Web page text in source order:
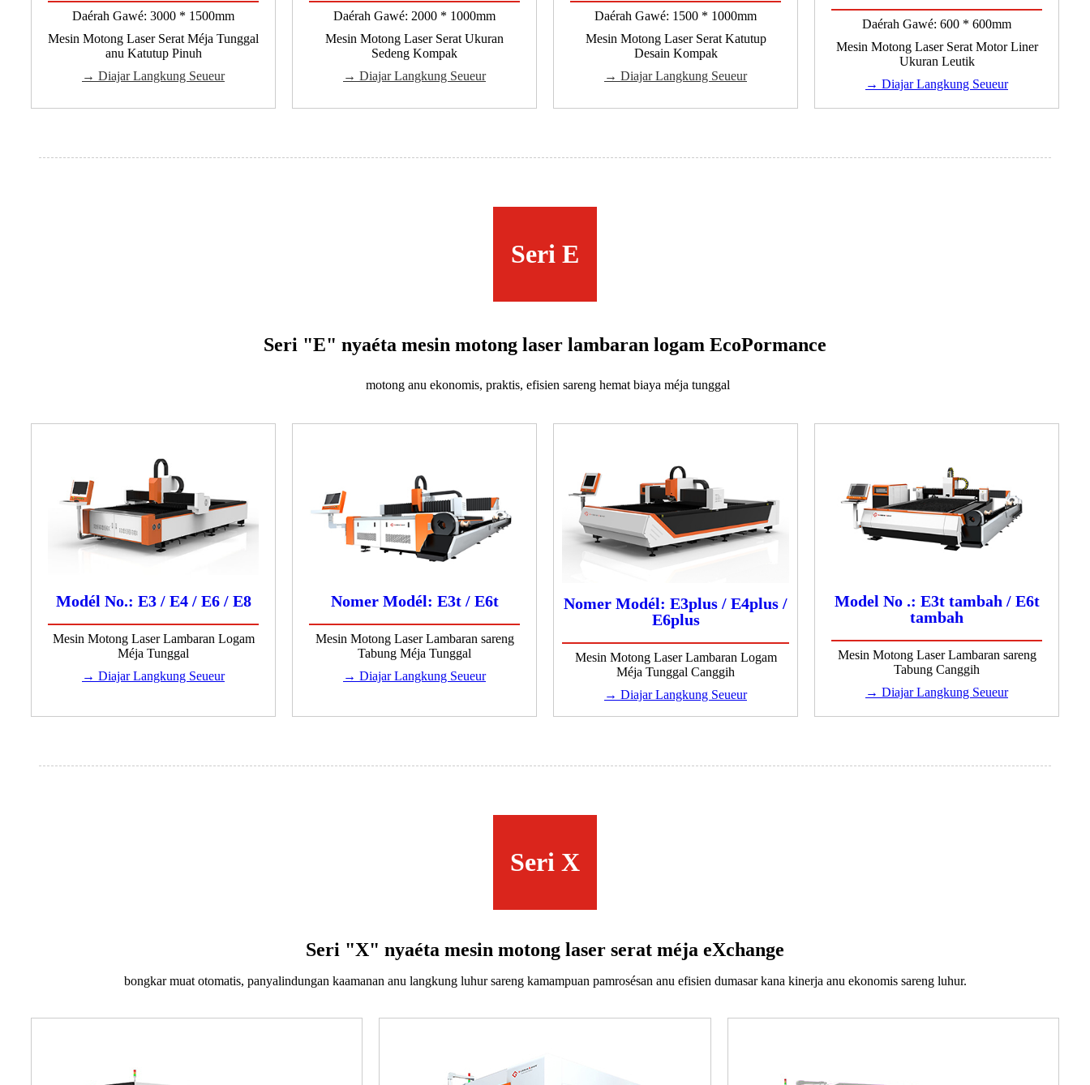
Daérah Gawé: 3000 * 1500mm
Mesin Motong Laser Serat Méja Tunggal
anu Katutup Pinuh
→ Diajar Langkung Seueur
Daérah Gawé: 2000 * 1000mm
Mesin Motong Laser Serat Ukuran
Sedeng Kompak
→ Diajar Langkung Seueur
Daérah Gawé: 1500 * 1000mm
Mesin Motong Laser Serat Katutup
Desain Kompak
→ Diajar Langkung Seueur
Daérah Gawé: 600 * 600mm
Mesin Motong Laser Serat Motor Liner
Ukuran Leutik
→ Diajar Langkung Seueur
Seri E
Seri "E" nyaéta mesin motong laser lambaran logam EcoPormance
motong anu ekonomis, praktis, efisien sareng hemat biaya méja tunggal
Modél No.: E3 / E4 / E6 / E8
Mesin Motong Laser Lambaran Logam
Méja Tunggal
→ Diajar Langkung Seueur
Nomer Modél: E3t / E6t
Mesin Motong Laser Lambaran sareng
Tabung Méja Tunggal
→ Diajar Langkung Seueur
Nomer Modél: E3plus / E4plus /
E6plus
Mesin Motong Laser Lambaran Logam
Méja Tunggal Canggih
→ Diajar Langkung Seueur
Model No .: E3t tambah / E6t
tambah
Mesin Motong Laser Lambaran sareng
Tabung Canggih
→ Diajar Langkung Seueur
Seri X
Seri "X" nyaéta mesin motong laser serat méja eXchange
bongkar muat otomatis, panyalindungan kaamanan anu langkung luhur sareng kamampuan pamrosésan anu efisien dumasar kana kinerja anu ekonomis sareng luhur.